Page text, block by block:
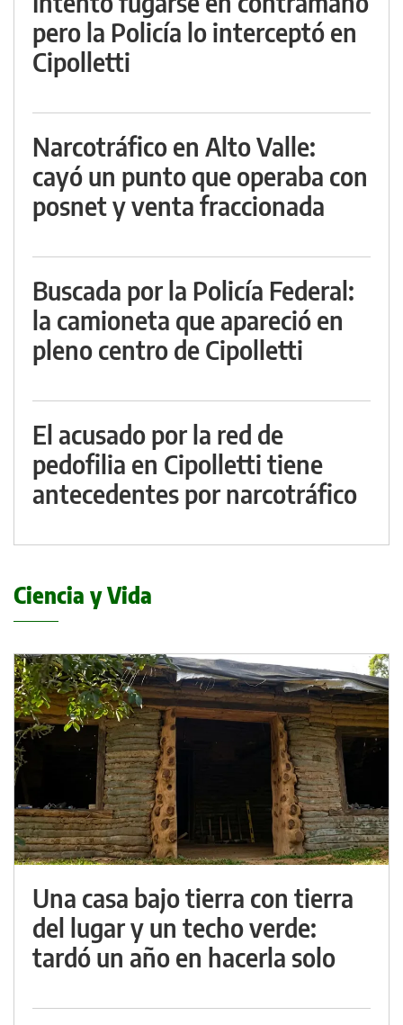
pero la Policía lo interceptó en
Cipolletti
Narcotráfico en Alto Valle:
cayó un punto que operaba con
posnet y venta fraccionada
Buscada por la Policía Federal:
la camioneta que apareció en
pleno centro de Cipolletti
El acusado por la red de
pedofilia en Cipolletti tiene
antecedentes por narcotráfico
Ciencia y Vida
Una casa bajo tierra con tierra
del lugar y un techo verde:
tardó un año en hacerla solo